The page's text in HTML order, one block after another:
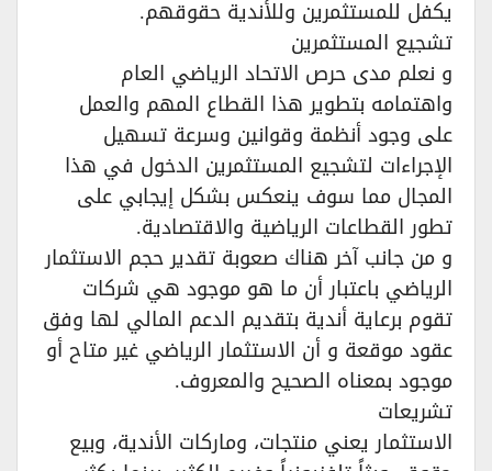
يكفل للمستثمرين وللأندية حقوقهم.‏
تشجيع المستثمرين‏
و نعلم مدى حرص الاتحاد الرياضي العام
واهتمامه بتطوير هذا القطاع المهم والعمل
على وجود أنظمة وقوانين وسرعة تسهيل
الإجراءات لتشجيع المستثمرين الدخول في هذا
المجال مما سوف ينعكس بشكل إيجابي على
تطور القطاعات الرياضية والاقتصادية.‏
و من جانب آخر هناك صعوبة تقدير حجم الاستثمار
الرياضي باعتبار أن ما هو موجود هي شركات
تقوم برعاية أندية بتقديم الدعم المالي لها وفق
عقود موقعة و أن الاستثمار الرياضي غير متاح أو
موجود بمعناه الصحيح والمعروف.‏
تشريعات‏
الاستثمار يعني منتجات، وماركات الأندية، وبيع